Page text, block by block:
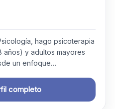
hago psicoterapia
años) y adultos mayores
un enfoque…
completo